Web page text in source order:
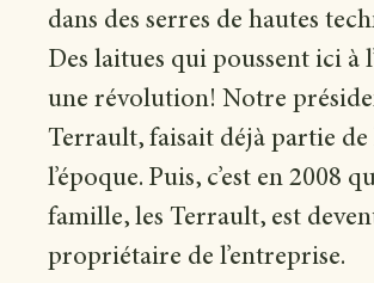
dans des serres de hautes
Des laitues qui poussent ici à
une révolution! Notre
Terrault, faisait déjà partie de
l’époque. Puis, c’est en 2008
famille, les Terrault, est
propriétaire de l’entreprise.